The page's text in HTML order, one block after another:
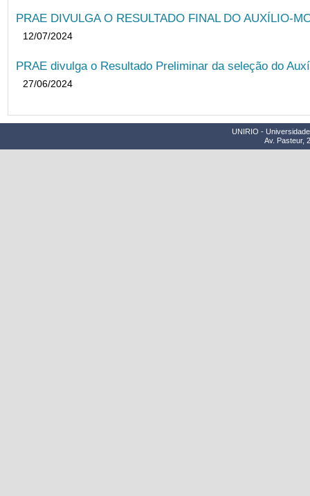
PRAE DIVULGA O RESULTADO FINAL DO AUXÍLIO-
12/07/2024
PRAE divulga o Resultado Preliminar da seleção do
27/06/2024
UNIRIO -
Av. Pasteur,